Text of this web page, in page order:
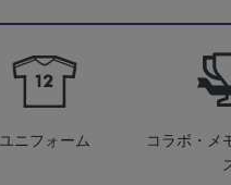
ユニフォーム
コラボ・メ